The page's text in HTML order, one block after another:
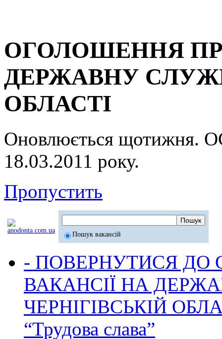
ОГОЛОШЕННЯ
ДЕРЖАВНУ
ОБЛАСТІ
Оновлюється
18.03.2011 року.
Пропустить
Пошук вакансій
- ПОВЕРНУТИСЯ ДО
ВАКАНСІЇ НА
ЧЕРНІГІВСЬКІЙ
“Трудова слава”